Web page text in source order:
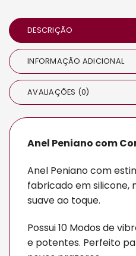
DESCRIÇÃO
INFORMAÇÃO ADICIONAL
AVALIAÇÕES (0)
Anel Peniano com
Anel Peniano com
fabricado em silicone,
suave ao toque.
Possui 10 Modos de
e potentes. Perfeito